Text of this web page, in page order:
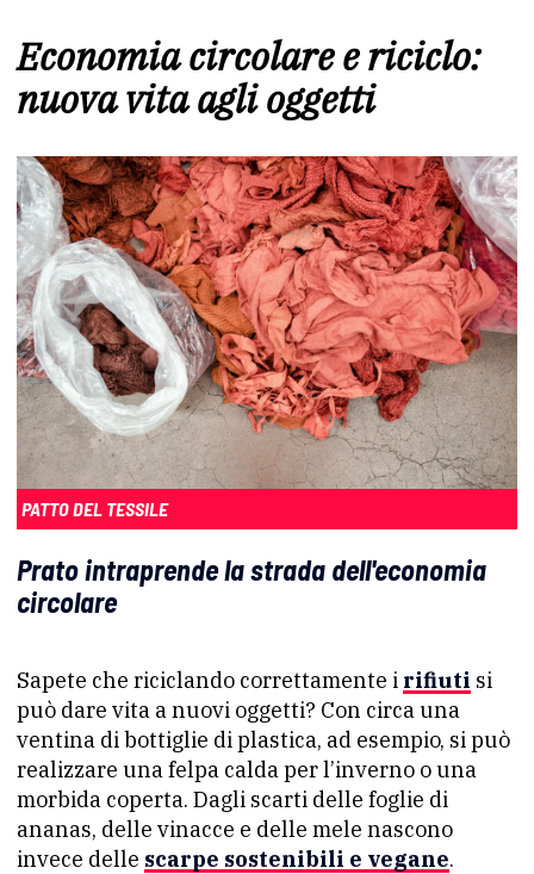
Economia circolare e riciclo:
nuova vita agli oggetti
PATTO DEL TESSILE
Prato intraprende la strada dell'economia
circolare
Sapete che riciclando correttamente i rifiuti si
può dare vita a nuovi oggetti? Con circa una
ventina di bottiglie di plastica, ad esempio, si può
realizzare una felpa calda per l’inverno o una
morbida coperta. Dagli scarti delle foglie di
ananas, delle vinacce e delle mele nascono
invece delle scarpe sostenibili e vegane.